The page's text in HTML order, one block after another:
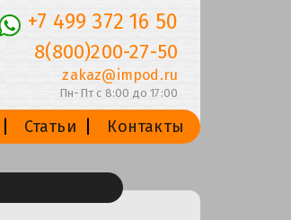
+7 499 372 16 50
8(800)200-27-50
zakaz@impod.ru
Пн-Пт с 8:00 до 17:00
Статьи Контакты